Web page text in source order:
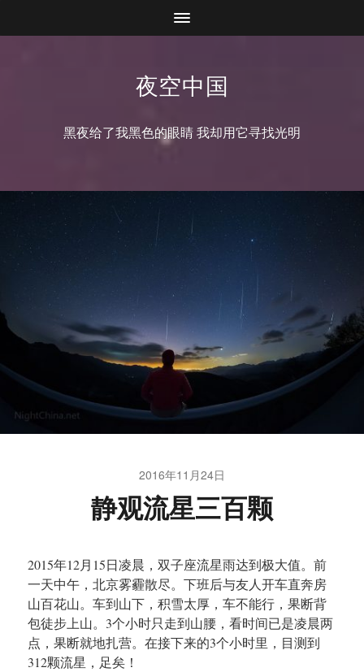
夜空中国
黑夜给了我黑色的眼睛 我却用它寻找光明
2016年11月24日
静观流星三百颗
2015年12月15日凌晨，双子座流星雨达到极大值。前
一天中午，北京雾霾散尽。下班后与友人开车直奔房
山百花山。车到山下，积雪太厚，车不能行，果断背
包徒步上山。3个小时只走到山腰，看时间已是凌晨两
点，果断就地扎营。在接下来的3个小时里，目测到
312颗流星，足矣！